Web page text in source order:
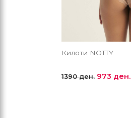
Килоти NOTTY
1390 ден. 973 ден.